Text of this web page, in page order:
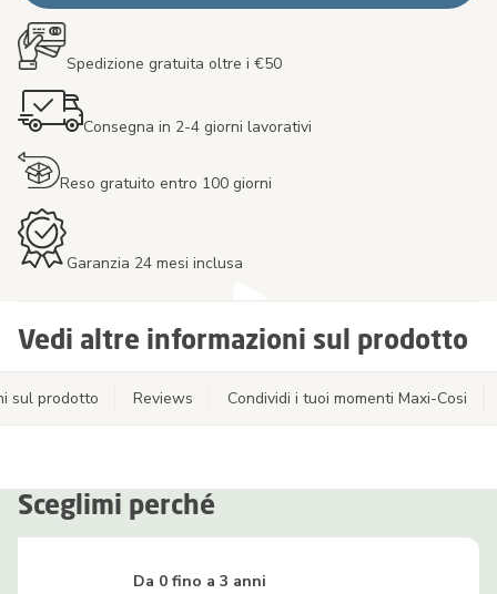
Spedizione gratuita oltre i €50
Consegna in 2-4 giorni lavorativi
Reso gratuito entro 100 giorni
Garanzia 24 mesi inclusa
Vedi altre informazioni sul prodotto
sul prodotto Reviews Condividi i tuoi momenti Maxi-Cosi
Sceglimi perché
Da 0 fino a 3 anni